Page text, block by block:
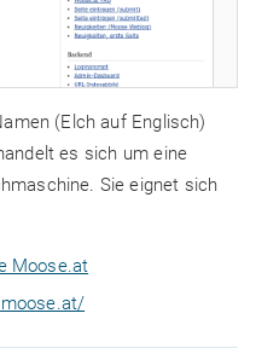
(Elch auf Englisch)
es sich um eine
Sie eignet sich
Moose.at